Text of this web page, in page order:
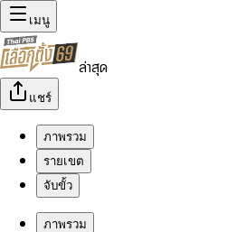
เมนู
ล่าสุด
แชร์
ภาพรวม
รายเขต
จับขั้ว
ภาพรวม